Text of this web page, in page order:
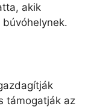
akik
támogatják az